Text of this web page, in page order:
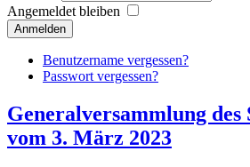
Angemeldet bleiben
Anmelden
Benutzername vergessen?
Passwort vergessen?
Generalversammlung des
vom 3. März 2023